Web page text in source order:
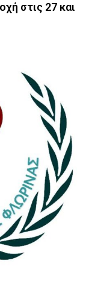
στις 27 και